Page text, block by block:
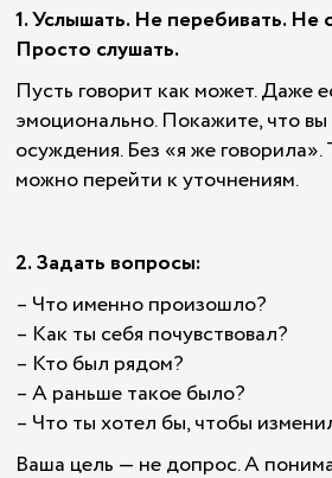
1. Услышать. Не перебивать. Не
Просто слушать.
Пусть говорит как может. Даже
эмоционально. Покажите, что вы
осуждения. Без «я же говорила».
можно перейти к уточнениям.
2. Задать вопросы:
– Что именно произошло?
– Как ты себя почувствовал?
– Кто был рядом?
– А раньше такое было?
– Что ты хотел бы, чтобы
Ваша цель — не допрос. А